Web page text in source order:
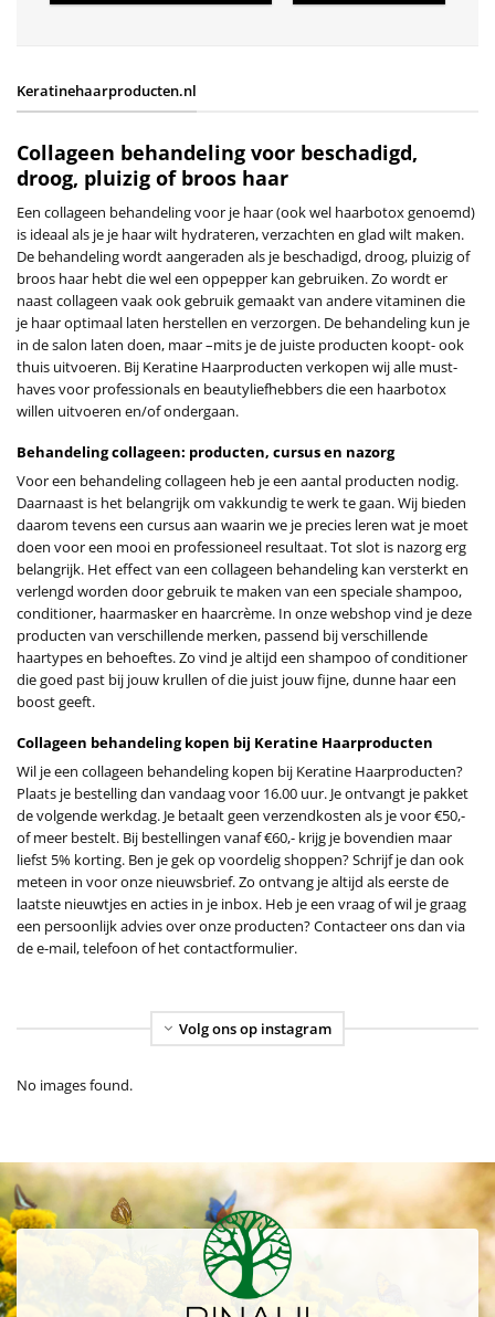
Keratinehaarproducten.nl
Collageen behandeling voor beschadigd,
droog, pluizig of broos haar
Een collageen behandeling voor je haar (ook wel haarbotox genoemd)
is ideaal als je je haar wilt hydrateren, verzachten en glad wilt maken.
De behandeling wordt aangeraden als je beschadigd, droog, pluizig of
broos haar hebt die wel een oppepper kan gebruiken. Zo wordt er
naast collageen vaak ook gebruik gemaakt van andere vitaminen die
je haar optimaal laten herstellen en verzorgen. De behandeling kun je
in de salon laten doen, maar –mits je de juiste producten koopt- ook
thuis uitvoeren. Bij Keratine Haarproducten verkopen wij alle must-
haves voor professionals en beautyliefhebbers die een haarbotox
willen uitvoeren en/of ondergaan.
Behandeling collageen: producten, cursus en nazorg
Voor een behandeling collageen heb je een aantal producten nodig.
Daarnaast is het belangrijk om vakkundig te werk te gaan. Wij bieden
daarom tevens een cursus aan waarin we je precies leren wat je moet
doen voor een mooi en professioneel resultaat. Tot slot is nazorg erg
belangrijk. Het effect van een collageen behandeling kan versterkt en
verlengd worden door gebruik te maken van een speciale shampoo,
conditioner, haarmasker en haarcrème. In onze webshop vind je deze
producten van verschillende merken, passend bij verschillende
haartypes en behoeftes. Zo vind je altijd een shampoo of conditioner
die goed past bij jouw krullen of die juist jouw fijne, dunne haar een
boost geeft.
Collageen behandeling kopen bij Keratine Haarproducten
Wil je een collageen behandeling kopen bij Keratine Haarproducten?
Plaats je bestelling dan vandaag voor 16.00 uur. Je ontvangt je pakket
de volgende werkdag. Je betaalt geen verzendkosten als je voor €50,-
of meer bestelt. Bij bestellingen vanaf €60,- krijg je bovendien maar
liefst 5% korting. Ben je gek op voordelig shoppen? Schrijf je dan ook
meteen in voor onze nieuwsbrief. Zo ontvang je altijd als eerste de
laatste nieuwtjes en acties in je inbox. Heb je een vraag of wil je graag
een persoonlijk advies over onze producten? Contacteer ons dan via
de e-mail, telefoon of het contactformulier.
Volg ons op instagram
No images found.